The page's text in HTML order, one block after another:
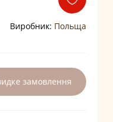
Виробник: Польща
замовлення